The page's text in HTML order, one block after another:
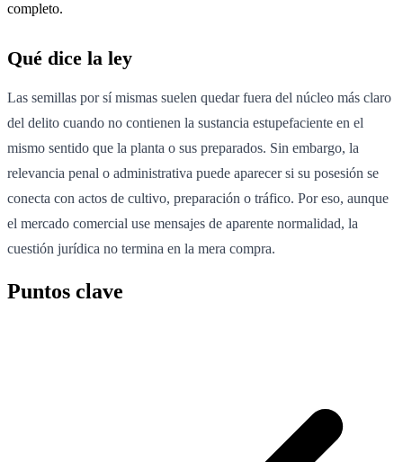
completo.
Qué dice la ley
Las semillas por sí mismas suelen quedar fuera del núcleo más claro
del delito cuando no contienen la sustancia estupefaciente en el
mismo sentido que la planta o sus preparados. Sin embargo, la
relevancia penal o administrativa puede aparecer si su posesión se
conecta con actos de cultivo, preparación o tráfico. Por eso, aunque
el mercado comercial use mensajes de aparente normalidad, la
cuestión jurídica no termina en la mera compra.
Puntos clave